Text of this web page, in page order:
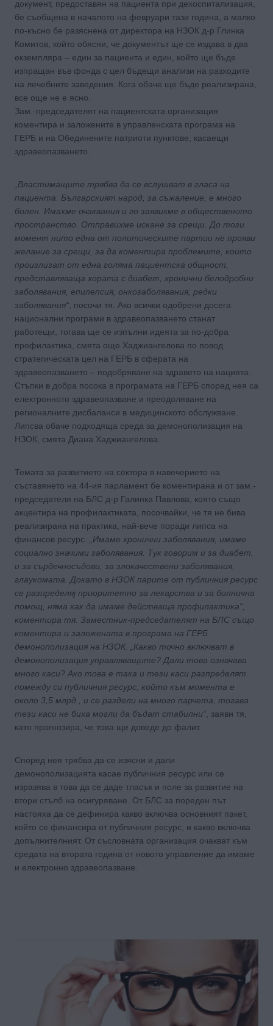
документ, предоставян на пациента при дехоспитализация,
бе съобщена в началото на февруари тази година, а малко
по-късно бе разяснена от директора на НЗОК д-р Глинка
Комитов, който обясни, че документът ще се издава в два
екземпляра – един за пациента и един, който ще бъде
изпращан във фонда с цел бъдещи анализи на разходите
на лечебните заведения. Кога обаче ще бъде реализирана,
все още не е ясно.
Зам.-председателят на пациентската организация
коментира и заложените в управленската програма на
ГЕРБ и на Обединените патриоти пунктове, касаещи
здравеопазването.
„Властимащите трябва да се вслушват в гласа на
пациента. Българският народ, за съжаление, е много
болен. Имахме очаквания и го заявихме в общественото
пространство. Отправихме искане за срещи. До този
момент нито една от политическите партии не прояви
желание за срещи, за да коментира проблемите, които
произлизат от една голяма пациентска общност,
представляваща хората с диабет, хронични белодробни
заболявания, епилепсия, онкозаболявания, редки
заболявания“ , посочи тя. Ако всички одобрени досега
национални програми в здравеопазването станат
работещи, тогава ще се изпълни идеята за по-добра
профилактика, смята още Хаджиангелова по повод
стратегическата цел на ГЕРБ в сферата на
здравеопазването – подобряване на здравето на нацията.
Стъпки в добра посока в програмата на ГЕРБ според нея са
електронното здравеопазване и преодоляване на
регионалните дисбаланси в медицинското обслужване.
Липсва обаче подходяща среда за демонополизация на
НЗОК, смята Диана Хаджиангелова.
Темата за развитието на сектора в навечерието на
съставянето на 44-ия парламент бе коментирана и от зам.-
председателя на БЛС д-р Галинка Павлова, която също
акцентира на профилактиката, посочвайки, че тя не бива
реализирана на практика, най-вече поради липса на
финансов ресурс.
„Имаме хронични заболявания, имаме
социално значими заболявания. Тук говорим и за диабет,
и за сърдечносъдови, за злокачествени заболявания,
глаукомата. Докато в НЗОК парите от публичния ресурс
се разпределяj приоритетно за лекарства и за болнична
помощ, няма как да имаме действаща профилактика“,
коментира тя. Заместник-председателят на БЛС също
коментира и заложената в програма на ГЕРБ
демонополизация на НЗОК. „Какво точно включват в
демонополизация управляващите? Дали това означава
много каси? Ако това е така и тези каси разпределят
помежду си публичния ресурс, който към момента е
около 3,5 млрд., и се раздели на много парчета, тогава
тези каси не биха могли да бъдат стабилни“ , заяви тя,
като прогнозира, че това ще доведе до фалит.
Според нея трябва да се изясни и дали
демонополизацията касае публичния ресурс или се
изразява в това да се даде тласък и поле за развитие на
втори стълб на осигуряване. От БЛС за пореден път
настояха да се дефинира какво включва основният пакет,
който се финансира от публичния ресурс, и какво включва
допълнителният. От съсловната организация очакват към
средата на втората година от новото управление да имаме
и електронно здравеопазване.